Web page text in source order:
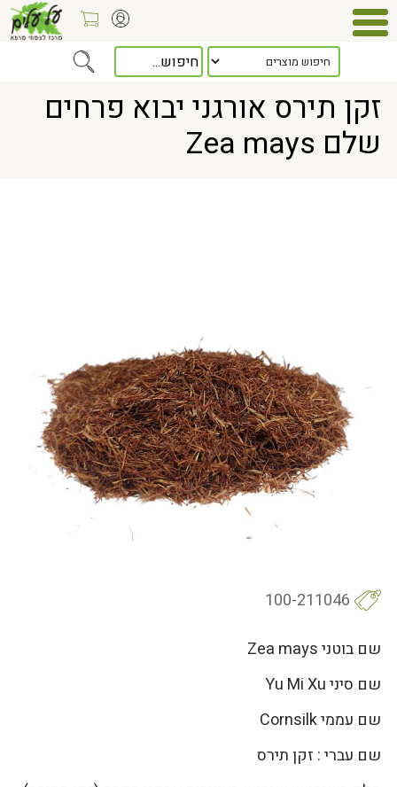
> זקן תירס אורגני יבוא פרחים שלם Zea mays
זקן תירס אורגני יבוא פרחים
שלם Zea mays
100-211046
שם בוטני Zea mays
שם סיני Yu Mi Xu
שם עממי Cornsilk
שם עברי : זקן תירס